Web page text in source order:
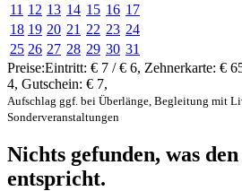
11 12 13 14 15 16 17
18 19 20 21 22 23 24
25 26 27 28 29 30 31
Preise:Eintritt: € 7 / € 6, Zehnerkarte: €
4, Gutschein: € 7,
Aufschlag ggf. bei Überlänge, Begleitung mit
Sonderveranstaltungen
Nichts gefunden, was
entspricht.